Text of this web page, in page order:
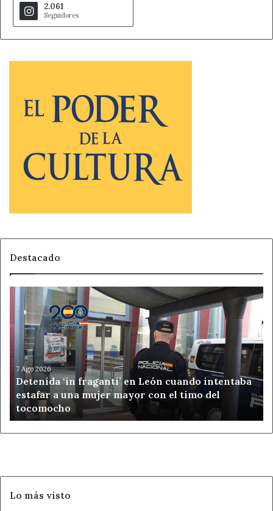
2.061
Seguidores
Destacado
Detenida
‘in
fraganti’
en
León
cuando
intentaba
estafar
una
mujer
mayor
tocomocho
7 Ago 2026
Detenida ‘in fraganti’ en León cuando intentaba
estafar a una mujer mayor con el timo del
tocomocho
Lo más visto